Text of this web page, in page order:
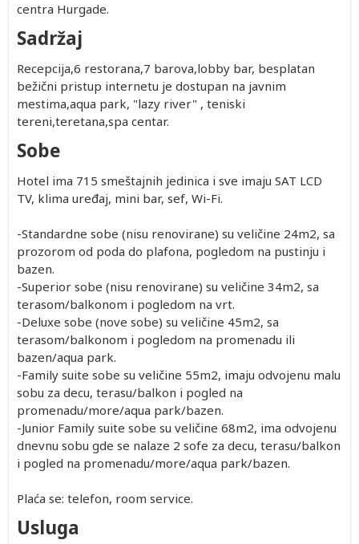
centra Hurgade.
Sadržaj
Recepcija,6 restorana,7 barova,lobby bar, besplatan
bežični pristup internetu je dostupan na javnim
mestima,aqua park, "lazy river" , teniski
tereni,teretana,spa centar.
Sobe
Hotel ima 715 smeštajnih jedinica i sve imaju SAT LCD
TV, klima uređaj, mini bar, sef, Wi-Fi.
-Standardne sobe (nisu renovirane) su veličine 24m2, sa
prozorom od poda do plafona, pogledom na pustinju i
bazen.
-Superior sobe (nisu renovirane) su veličine 34m2, sa
terasom/balkonom i pogledom na vrt.
-Deluxe sobe (nove sobe) su veličine 45m2, sa
terasom/balkonom i pogledom na promenadu ili
bazen/aqua park.
-Family suite sobe su veličine 55m2, imaju odvojenu malu
sobu za decu, terasu/balkon i pogled na
promenadu/more/aqua park/bazen.
-Junior Family suite sobe su veličine 68m2, ima odvojenu
dnevnu sobu gde se nalaze 2 sofe za decu, terasu/balkon
i pogled na promenadu/more/aqua park/bazen.
Plaća se: telefon, room service.
Usluga